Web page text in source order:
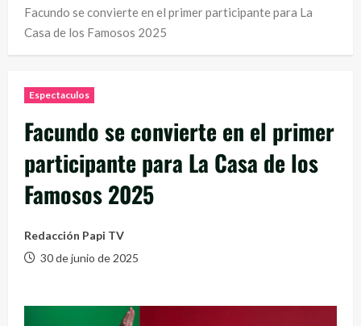
Facundo se convierte en el primer participante para La
Casa de los Famosos 2025
Espectaculos
Facundo se convierte en el primer
participante para La Casa de los
Famosos 2025
Redacción Papi TV
30 de junio de 2025